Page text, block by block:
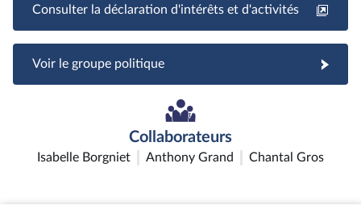
Consulter la déclaration d'intérêts et d'activités
Voir le groupe politique
Collaborateurs
Isabelle Borgniet Anthony Grand Chantal Gros